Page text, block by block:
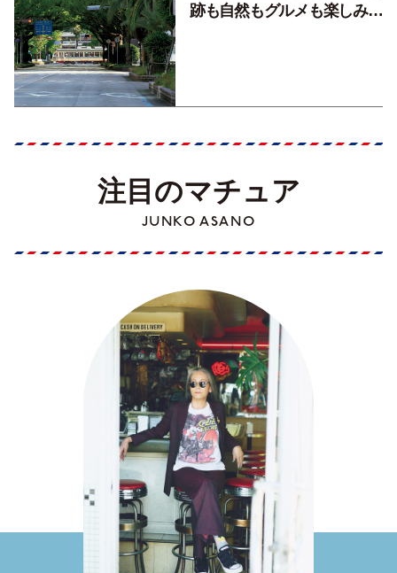
跡も自然もグルメも楽しみ尽
注目のマチュア
JUNKO ASANO